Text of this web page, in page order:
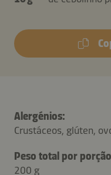
Alergénios:
Crustáceos, glúten,
Peso total por
200 g